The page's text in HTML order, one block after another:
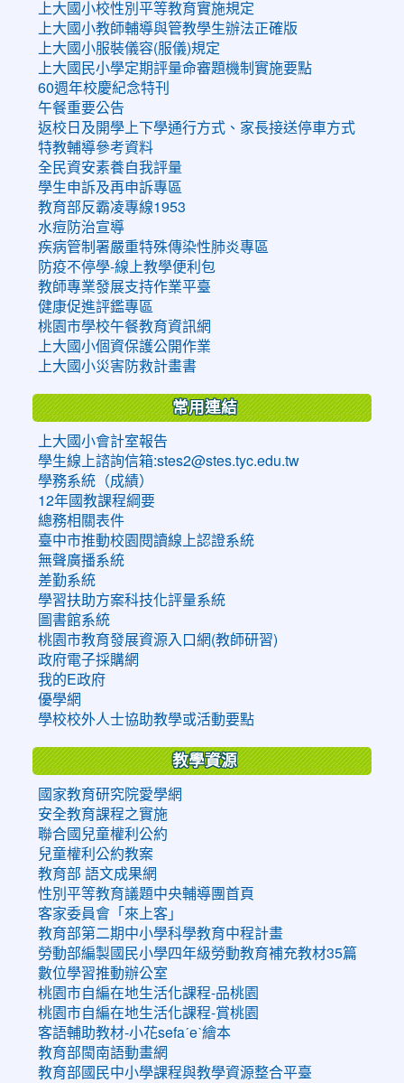
上大國小校性別平等教育實施規定
上大國小教師輔導與管教學生辦法正確版
上大國小服裝儀容(服儀)規定
上大國民小學定期評量命審題機制實施要點
60週年校慶紀念特刊
午餐重要公告
返校日及開學上下學通行方式、家長接送停車方式
特教輔導參考資料
全民資安素養自我評量
學生申訴及再申訴專區
教育部反霸凌專線1953
水痘防治宣導
疾病管制署嚴重特殊傳染性肺炎專區
防疫不停學-線上教學便利包
教師專業發展支持作業平臺
健康促進評鑑專區
桃園市學校午餐教育資訊網
上大國小個資保護公開作業
上大國小災害防救計畫書
常用連結
上大國小會計室報告
學生線上諮詢信箱:stes2@stes.tyc.edu.tw
學務系統（成績）
12年國教課程綱要
總務相關表件
臺中市推動校園閱讀線上認證系統
無聲廣播系統
差勤系統
學習扶助方案科技化評量系統
圖書館系統
桃園市教育發展資源入口網(教師研習)
政府電子採購網
我的E政府
優學網
學校校外人士協助教學或活動要點
教學資源
國家教育研究院愛學網
安全教育課程之實施
聯合國兒童權利公約
兒童權利公約教案
教育部 語文成果網
性別平等教育議題中央輔導團首頁
客家委員會「來上客」
教育部第二期中小學科學教育中程計畫
勞動部編製國民小學四年級勞動教育補充教材35篇
數位學習推動辦公室
桃園市自編在地生活化課程-品桃園
桃園市自編在地生活化課程-賞桃園
客語輔助教材-小花sefaˊeˋ繪本
教育部閩南語動畫網
教育部國民中小學課程與教學資源整合平臺